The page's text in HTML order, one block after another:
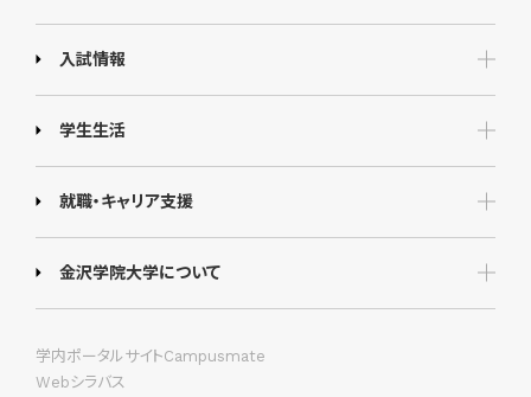
入試情報
学生生活
就職・キャリア支援
金沢学院大学について
学内ポータルサイトCampusmate
Webシラバス